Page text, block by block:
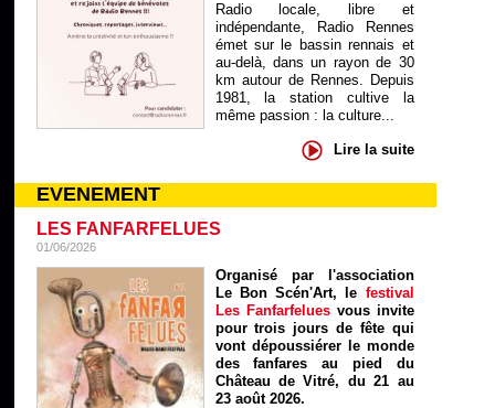
Radio locale, libre et
indépendante, Radio Rennes
émet sur le bassin rennais et
au-delà, dans un rayon de 30
km autour de Rennes. Depuis
1981, la station cultive la
même passion : la culture...
Lire la suite
EVENEMENT
LES FANFARFELUES
01/06/2026
Organisé par l'association
Le Bon Scén'Art, le festival
Les Fanfarfelues vous invite
pour trois jours de fête qui
vont dépoussiérer le monde
des fanfares au pied du
Château de Vitré, du 21 au
23 août 2026.